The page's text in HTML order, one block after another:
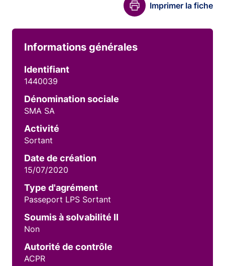
Imprimer la fiche
Informations générales
Identifiant
1440039
Dénomination sociale
SMA SA
Activité
Sortant
Date de création
15/07/2020
Type d'agrément
Passeport LPS Sortant
Soumis à solvabilité II
Non
Autorité de contrôle
ACPR